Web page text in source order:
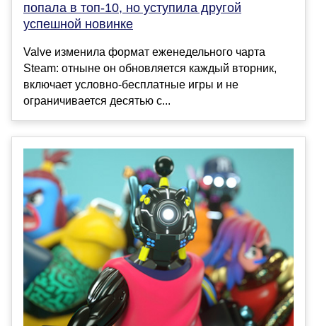
попала в топ-10, но уступила другой
успешной новинке
Valve изменила формат еженедельного чарта
Steam: отныне он обновляется каждый вторник,
включает условно-бесплатные игры и не
ограничивается десятью с...